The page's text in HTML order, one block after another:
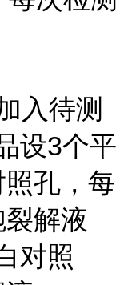
入待测
设3个平
孔，每
解液
对照